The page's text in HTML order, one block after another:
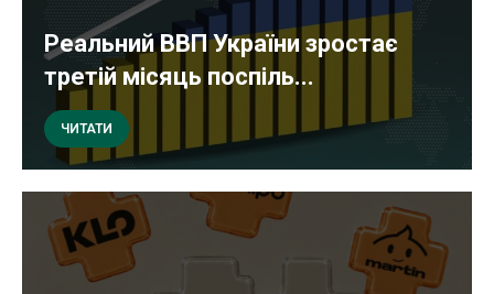
Реальний ВВП України зростає
третій місяць поспіль...
ЧИТАТИ